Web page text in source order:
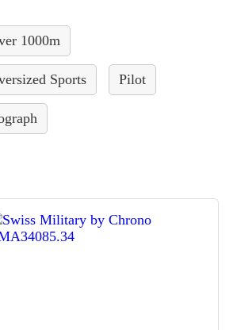
1000m
Sports Pilot